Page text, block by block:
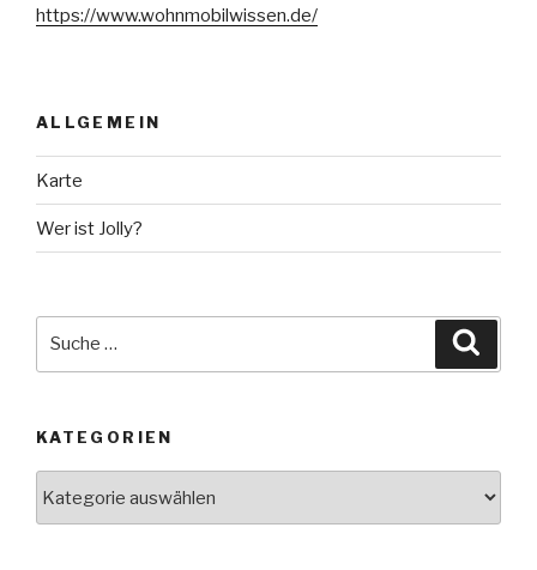
https://www.wohnmobilwissen.de/
ALLGEMEIN
Karte
Wer ist Jolly?
KATEGORIEN